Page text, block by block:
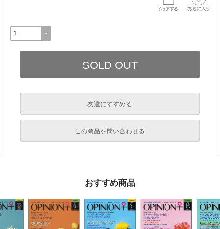
友達にすすめる
必須
必須
この商品を問い合わせる
必須
おすすめ商品